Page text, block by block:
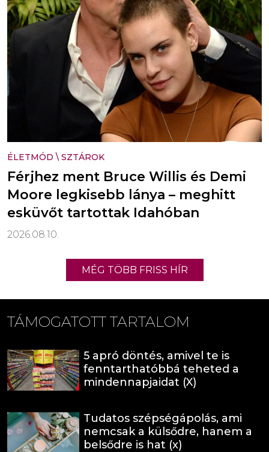
ÉLETMÓD \ SZTÁROK
Férjhez ment Bruce Willis és Demi
Moore legkisebb lánya – meghitt
esküvőt tartottak Idahóban
2026.08.10.
MÉG TÖBB FRISS HÍR
TÁMOGATOTT TARTALOM
5 apró döntés, amivel te is
fenntarthatóbbá teheted a
mindennapjaidat (X)
Tudatos szépségápolás, ami
nemcsak a külsődre, hanem a
belsődre is hat (x)